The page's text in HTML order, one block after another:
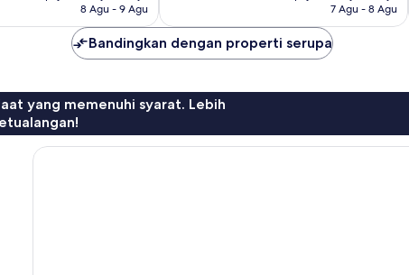
8 Agu - 9 Agu
7 Agu - 8 Agu
Bandingkan dengan properti serupa
yang memenuhi syarat. Lebih